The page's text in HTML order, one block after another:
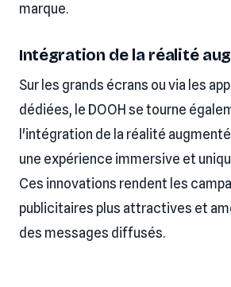
marque.
Intégration de la réalité
Sur les grands écrans ou via les
dédiées, le DOOH se tourne
l'intégration de la réalité
une expérience immersive et
Ces innovations rendent les
publicitaires plus attractives et
des messages diffusés.